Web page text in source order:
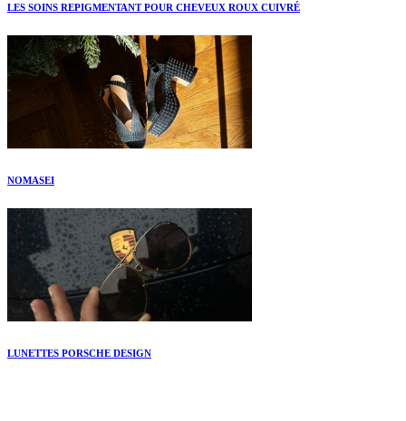
LES SOINS REPIGMENTANT POUR CHEVEUX ROUX CUIVRÉ
NOMASEI
LUNETTES PORSCHE DESIGN